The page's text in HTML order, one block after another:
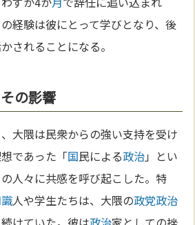
経験は彼にとって学びとなり、後
されることになる。
の影響
大隈は民衆からの強い支持を受け
であった「国民による政治」とい
人々に共感を呼び起こした。特
人や学生たちは、大隈の政党政治